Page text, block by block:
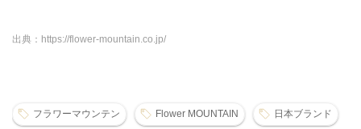
出典：https://flower-mountain.co.jp/
フラワーマウンテン Flower MOUNTAIN 日本ブランド